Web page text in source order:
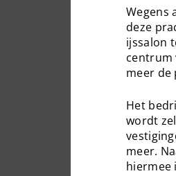
Wegens
deze
ijssalon
centrum
meer de
Het
wordt
meer.
hiermee